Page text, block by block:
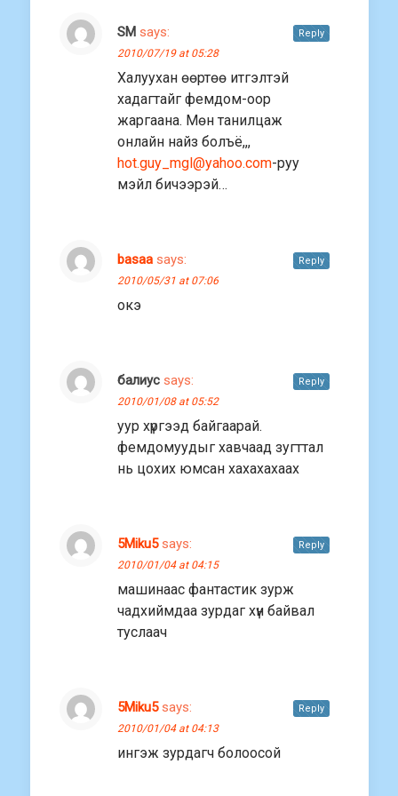
SM says:
2010/07/19 at 05:28
Халуухан өөртөө итгэлтэй
хадагтайг фемдом-оор
жаргаана. Мөн танилцаж
онлайн найз болъё,,,
hot.guy_mgl@yahoo.com-руу
мэйл бичээрэй…
Reply
basaa says:
2010/05/31 at 07:06
окэ
Reply
балиус says:
2010/01/08 at 05:52
уур хүргээд байгаарай.
фемдомуудыг хавчаад зугттал
нь цохих юмсан хахахахаах
Reply
5Miku5 says:
2010/01/04 at 04:15
машинаас фантастик зурж
чадхиймдаа зурдаг хүн байвал
туслаач
Reply
5Miku5 says:
2010/01/04 at 04:13
ингэж зурдагч болоосой
Reply